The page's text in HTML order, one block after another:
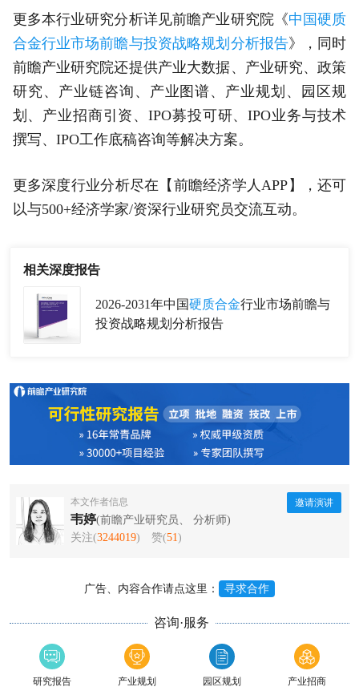
更多本行业研究分析详见前瞻产业研究院《中国硬质
合金行业市场前瞻与投资战略规划分析报告》，同时
前瞻产业研究院还提供产业大数据、产业研究、政策
研究、产业链咨询、产业图谱、产业规划、园区规
划、产业招商引资、IPO募投可研、IPO业务与技术
撰写、IPO工作底稿咨询等解决方案。
更多深度行业分析尽在【前瞻经济学人APP】，还可
以与500+经济学家/资深行业研究员交流互动。
相关深度报告
2026-2031年中国硬质合金行业市场前瞻与
投资战略规划分析报告
本文作者信息
韦婷(前瞻产业研究员、 分析师)
关注(3244019) 赞(51)
邀请演讲
广告、内容合作请点这里： 寻求合作
咨询·服务
研究报告 产业规划 园区规划 产业招商